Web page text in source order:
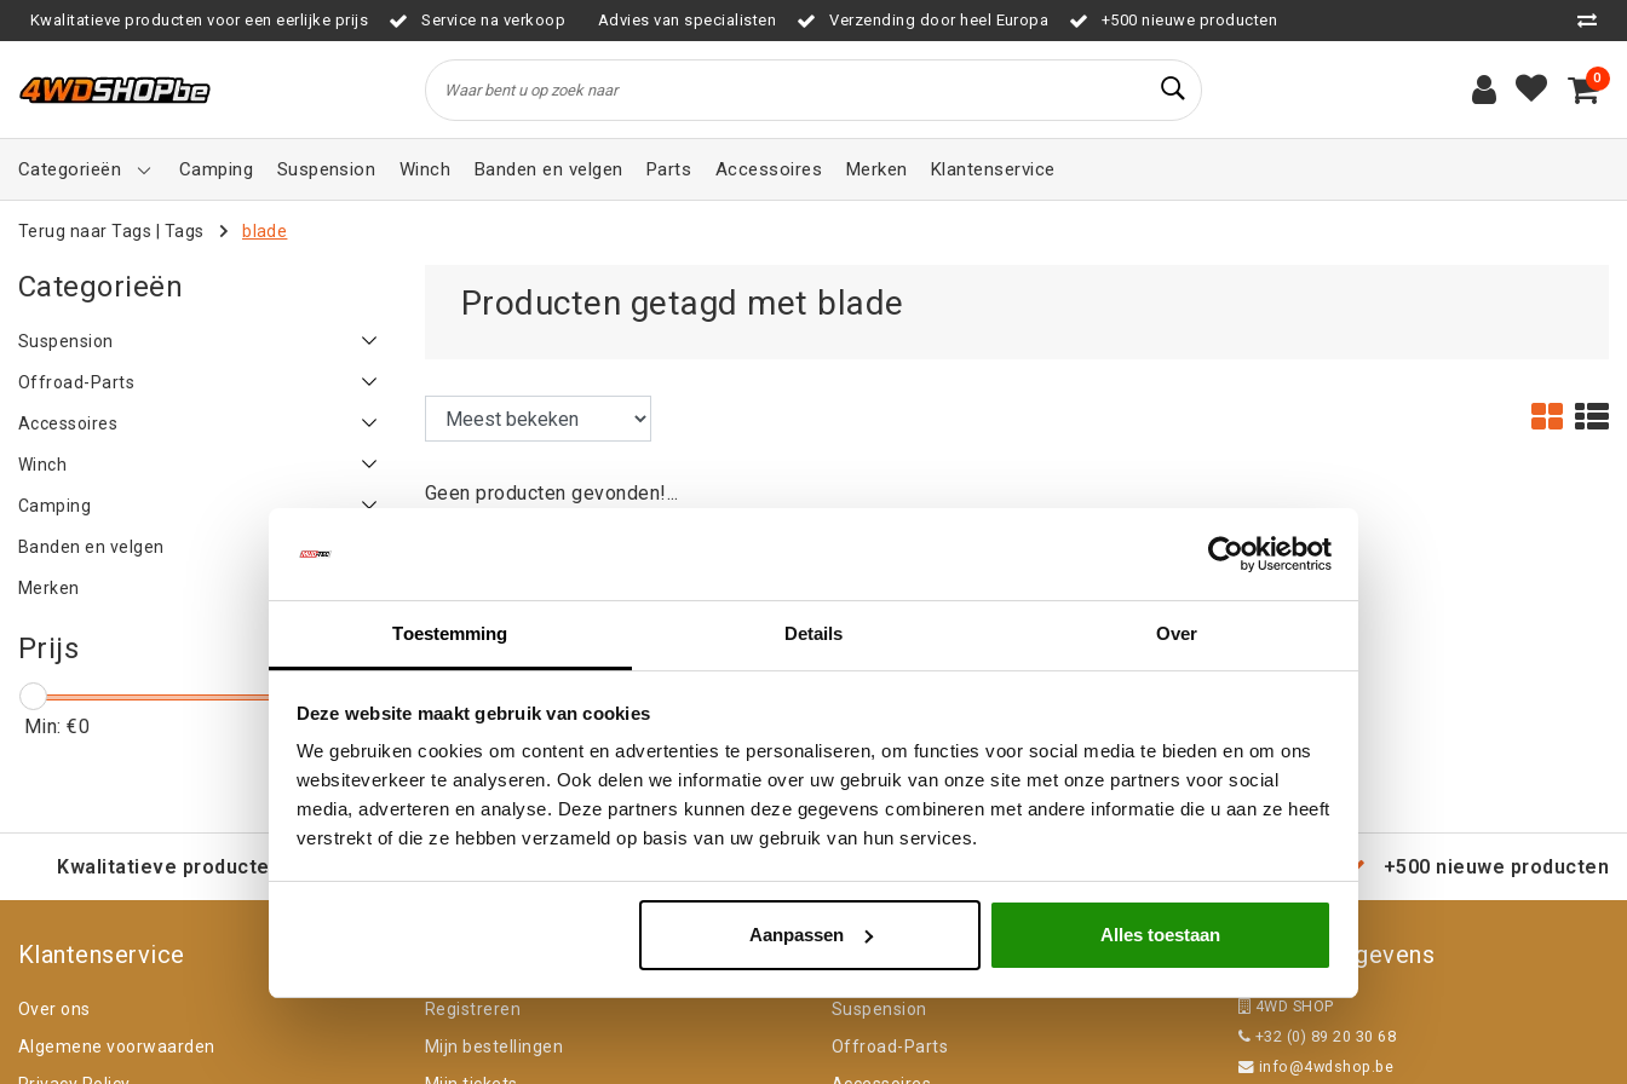
Toestemming Details Over
Deze website maakt gebruik van cookies
We gebruiken cookies om content en advertenties te personaliseren, om functies voor social media te bieden en om ons
websiteverkeer te analyseren. Ook delen we informatie over uw gebruik van onze site met onze partners voor social
media, adverteren en analyse. Deze partners kunnen deze gegevens combineren met andere informatie die u aan ze heeft
verstrekt of die ze hebben verzameld op basis van uw gebruik van hun services.
Aanpassen Alles toestaan
Kwalitatieve producten voor een eerlijke prijs Service na verkoop Advies van specialisten Verzending door heel Europa +500 nieuwe producten
0
Categorieën Camping Suspension Winch Banden en velgen Parts Accessoires Merken Klantenservice
Terug naar Tags Tags blade
Categorieën
Suspension
Offroad-Parts
Accessoires
Winch
Camping
Banden en velgen
Merken
Prijs
Min: €0 Max: €5
Producten getagd met blade
Geen producten gevonden!...
Kwalitatieve producten voor een eerlijke prijs +500 nieuwe producten
Klantenservice
Over ons
Algemene voorwaarden
Registreren
Mijn bestellingen
Suspension
Offroad-Parts
Contactgegevens
4WD SHOP
+32 (0) 89 20 30 68
info@4wdshop.be